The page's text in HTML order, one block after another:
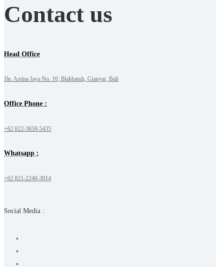
Contact us
Head Office
Jln. Astina Jaya No. 10, Blahbatuh, Gianyar, Bali
Office Phone :
+62 822-3659-5435
Whatsapp :
+62 821-2240-3014
Social Media :